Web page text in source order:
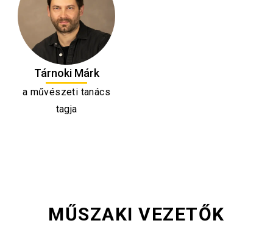
Tárnoki Márk
a művészeti tanács
tagja
MŰSZAKI VEZETŐK